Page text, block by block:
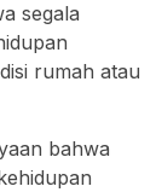
segala
rumah atau
bahwa